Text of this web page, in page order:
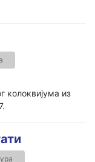
колоквијума из